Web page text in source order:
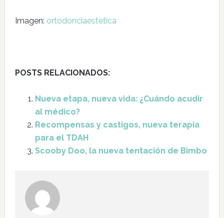
Imagen: ortodonciaestetica
POSTS RELACIONADOS:
Nueva etapa, nueva vida: ¿Cuándo acudir
al médico?
Recompensas y castigos, nueva terapia
para el TDAH
Scooby Doo, la nueva tentación de Bimbo